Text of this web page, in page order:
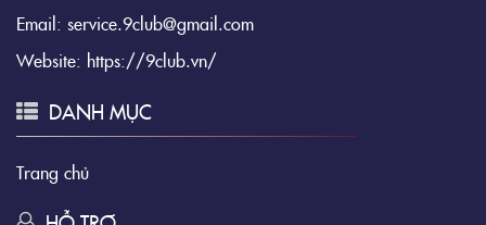
Email: service.9club@gmail.com
Website: https://9club.vn/
DANH MỤC
Trang chủ